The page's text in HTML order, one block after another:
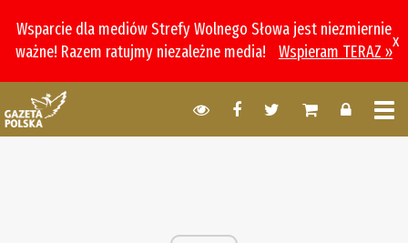
Wsparcie dla mediów Strefy Wolnego Słowa jest niezmiernie
ważne! Razem ratujmy niezależne media!
Wspieram TERAZ »
x